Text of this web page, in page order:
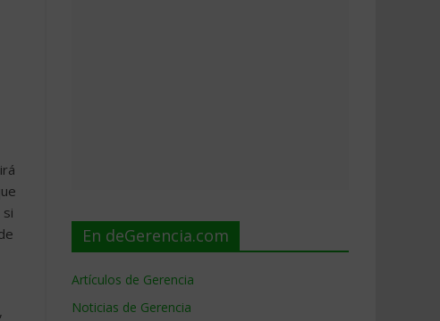
En deGerencia.com
Artículos de Gerencia
Noticias de Gerencia